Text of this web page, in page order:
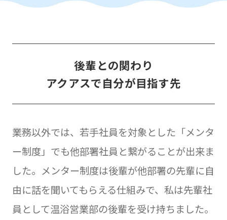
後輩との関わり
アクアスで自分が目指す先
業務以外では、若手社員を対象とした「メンタ
ー制度」でも他部署社員と繋がることが出来ま
した。メンター制度は後輩が他部署の先輩に自
由に話を聞いてもらえる仕組みで、私は先輩社
員として温浴営業部の後輩を受け持ちました。